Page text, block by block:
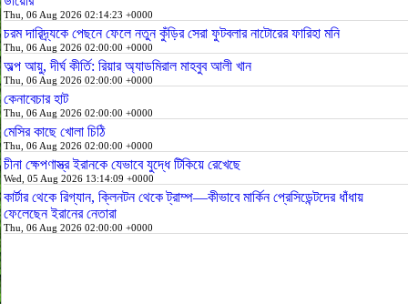
Thu, 06 Aug 2026 02:14:23 +0000
চরম দারিদ্র্যকে পেছনে ফেলে নতুন কুঁড়ির সেরা ফুটবলার নাটোরের ফারিহা মনি
Thu, 06 Aug 2026 02:00:00 +0000
অল্প আয়ু, দীর্ঘ কীর্তি: রিয়ার অ্যাডমিরাল মাহবুব আলী খান
Thu, 06 Aug 2026 02:00:00 +0000
কেনাবেচার হাট
Thu, 06 Aug 2026 02:00:00 +0000
মেসির কাছে খোলা চিঠি
Thu, 06 Aug 2026 02:00:00 +0000
চীনা ক্ষেপণাস্ত্র ইরানকে যেভাবে যুদ্ধে টিকিয়ে রেখেছে
Wed, 05 Aug 2026 13:14:09 +0000
কার্টার থেকে রিগ্যান, ক্লিনটন থেকে ট্রাম্প—কীভাবে মার্কিন প্রেসিডেন্টদের ধাঁধায়
ফেলেছেন ইরানের নেতারা
Thu, 06 Aug 2026 02:00:00 +0000